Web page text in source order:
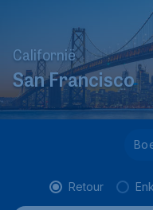
Californië
San Francisco
Retour